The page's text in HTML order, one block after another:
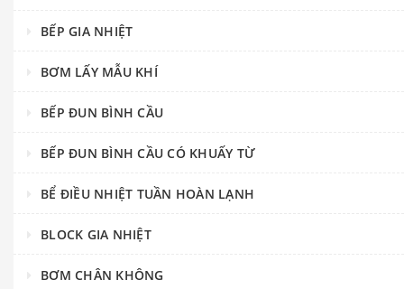
BẾP GIA NHIỆT
BƠM LẤY MẪU KHÍ
BẾP ĐUN BÌNH CẦU
BẾP ĐUN BÌNH CẦU CÓ KHUẤY TỪ
BỂ ĐIỀU NHIỆT TUẦN HOÀN LẠNH
BLOCK GIA NHIỆT
BƠM CHÂN KHÔNG